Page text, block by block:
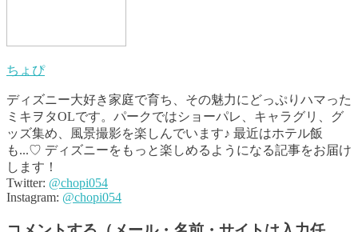
ちょぴ
ディズニー大好き家庭で育ち、その魅力にどっぷりハマった
ミキヲタOLです。パークではショーパレ、キャラグリ、グ
ッズ集め、風景撮影を楽しんでいます♪ 最近はホテル飯
も...♡ ディズニーをもっと楽しめるようになる記事をお届け
します！
Twitter: @chopi054
Instagram: @chopi054